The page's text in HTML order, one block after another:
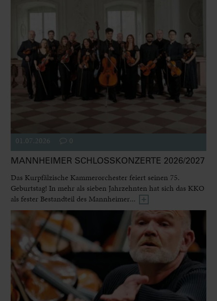
01.07.2026 0
MANNHEIMER SCHLOSSKONZERTE 2026/2027
Das Kurpfälzische Kammerorchester feiert seinen 75.
Geburtstag! In mehr als sieben Jahrzehnten hat sich das KKO
als fester Bestandteil des Mannheimer...